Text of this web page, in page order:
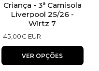
Criança - 3ª Camisola
Liverpool 25/26 -
Wirtz 7
45,00€ EUR
VER OPÇÕES